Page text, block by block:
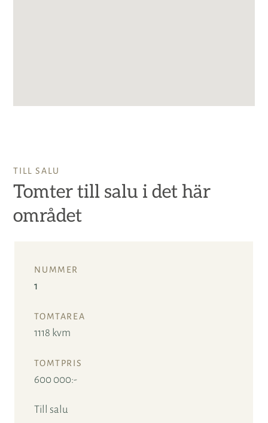
TILL SALU
Tomter till salu i det här
området
1
1118 kvm
600 000:-
Till salu